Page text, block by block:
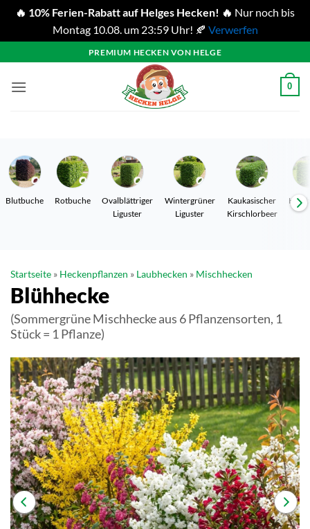
🔥 10% Ferien-Rabatt auf Helges Hecken! 🔥 Nur noch bis
Montag 10.08. um 23:59 Uhr! 🍂 Verwerfen
Inhalt
springen
PREMIUM HECKEN VON HELGE
0
Blutbuche Rotbuche
Ovalblättriger
Liguster
Wintergrüner
Liguster
Kaukasischer
Kirschlorbeer
Startseite » Heckenpflanzen » Laubhecken » Mischhecken
Blühhecke
(Sommergrüne Mischhecke aus 6 Pflanzensorten, 1
Stück = 1 Pflanze)